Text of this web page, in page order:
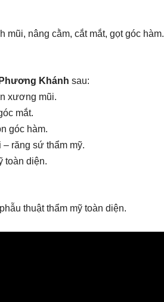
mũi, nâng cằm, cắt mắt, gọt góc hàm.
Khánh sau:
xương mũi.
mắt.
góc hàm.
răng sứ thẩm mỹ.
toàn diện.
thuật thẩm mỹ toàn diện.